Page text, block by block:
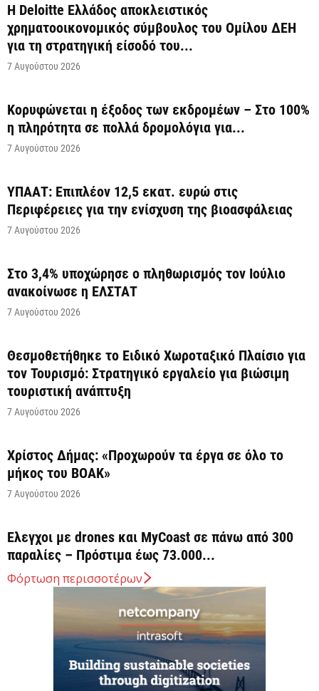
Η Deloitte Ελλάδος αποκλειστικός
χρηματοοικονομικός σύμβουλος του Ομίλου ΔΕΗ
για τη στρατηγική είσοδό του...
7 Αυγούστου 2026
Κορυφώνεται η έξοδος των εκδρομέων – Στο 100%
η πληρότητα σε πολλά δρομολόγια για...
7 Αυγούστου 2026
ΥΠΑΑΤ: Επιπλέον 12,5 εκατ. ευρώ στις
Περιφέρειες για την ενίσχυση της βιοασφάλειας
7 Αυγούστου 2026
Στο 3,4% υποχώρησε ο πληθωρισμός τον Ιούλιο
ανακοίνωσε η ΕΛΣΤΑΤ
7 Αυγούστου 2026
Θεσμοθετήθηκε το Ειδικό Χωροταξικό Πλαίσιο για
τον Τουρισμό: Στρατηγικό εργαλείο για βιώσιμη
τουριστική ανάπτυξη
7 Αυγούστου 2026
Χρίστος Δήμας: «Προχωρούν τα έργα σε όλο το
μήκος του ΒΟΑΚ»
7 Αυγούστου 2026
Έλεγχοι με drones και MyCoast σε πάνω από 300
παραλίες – Πρόστιμα έως 73.000...
7 Αυγούστου 2026
Η Ελλάδα στις κορυφαίες επιλογές των Ευρωπαίων
ταξιδιωτών, σύμφωνα με έρευνα του ΕΟΤ
Φόρτωση περισσοτέρων